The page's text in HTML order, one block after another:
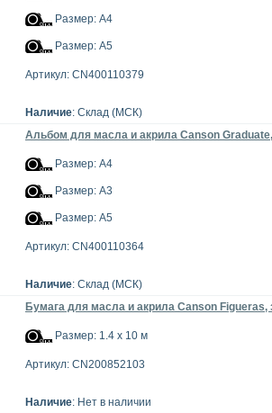
Размер: А4
Размер: А5
Артикул: CN400110379
Наличие: Склад (МСК)
Альбом для масла и акрила Canson
Размер: А4
Размер: А3
Размер: А5
Артикул: CN400110364
Наличие: Склад (МСК)
Бумага для масла и акрила Canson Figueras,
Размер: 1.4 x 10 м
Артикул: CN200852103
Наличие: Нет в наличии